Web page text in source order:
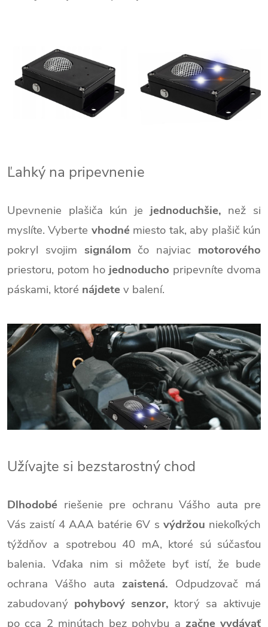
Ľahký na pripevnenie
Upevnenie plašiča kún je jednoduchšie, než si
myslíte. Vyberte vhodnémiesto tak, aby plašič kún
pokryl svojim signálom čo najviac motorového
priestoru, potom ho jednoducho pripevníte dvoma
páskami, ktoré nájdetev balení.
Užívajte si bezstarostný chod
Dlhodobé riešenie pre ochranu Vášho auta pre
Vás zaistí 4 AAA batérie 6V s výdržou niekoľkých
týždňov a spotrebou 40 mA, ktoré sú súčasťou
balenia. Vďaka nim si môžete byť istí, že bude
ochrana Vášho auta zaistená. Odpudzovač má
zabudovaný pohybový senzor, ktorý sa aktivuje
po cca 2 minútach bez pohybu a začne vydávať